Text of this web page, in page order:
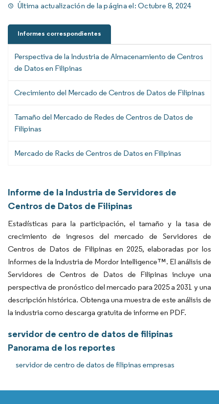
Última actualización de la página el:Octubre 8, 2024
Informes correspondientes
Perspectiva de la Industria de Almacenamiento de Centros
de Datos en Filipinas
Crecimiento del Mercado de Centros de Datos de Filipinas
Tamaño del Mercado de Redes de Centros de Datos de
Filipinas
Mercado de Racks de Centros de Datos en Filipinas
Informe de la Industria de Servidores de
Centros de Datos de Filipinas
Estadísticas para la participación, el tamaño y la tasa de
crecimiento de ingresos del mercado de Servidores de
Centros de Datos de Filipinas en 2025, elaboradas por los
Informes de la Industria de Mordor Intelligence™. El análisis de
Servidores de Centros de Datos de Filipinas incluye una
perspectiva de pronóstico del mercado para 2025 a 2031 y una
descripción histórica. Obtenga una muestra de este análisis de
la industria como descarga gratuita de informe en PDF.
servidor de centro de datos de filipinas
Panorama de los reportes
servidor de centro de datos de filipinas empresas